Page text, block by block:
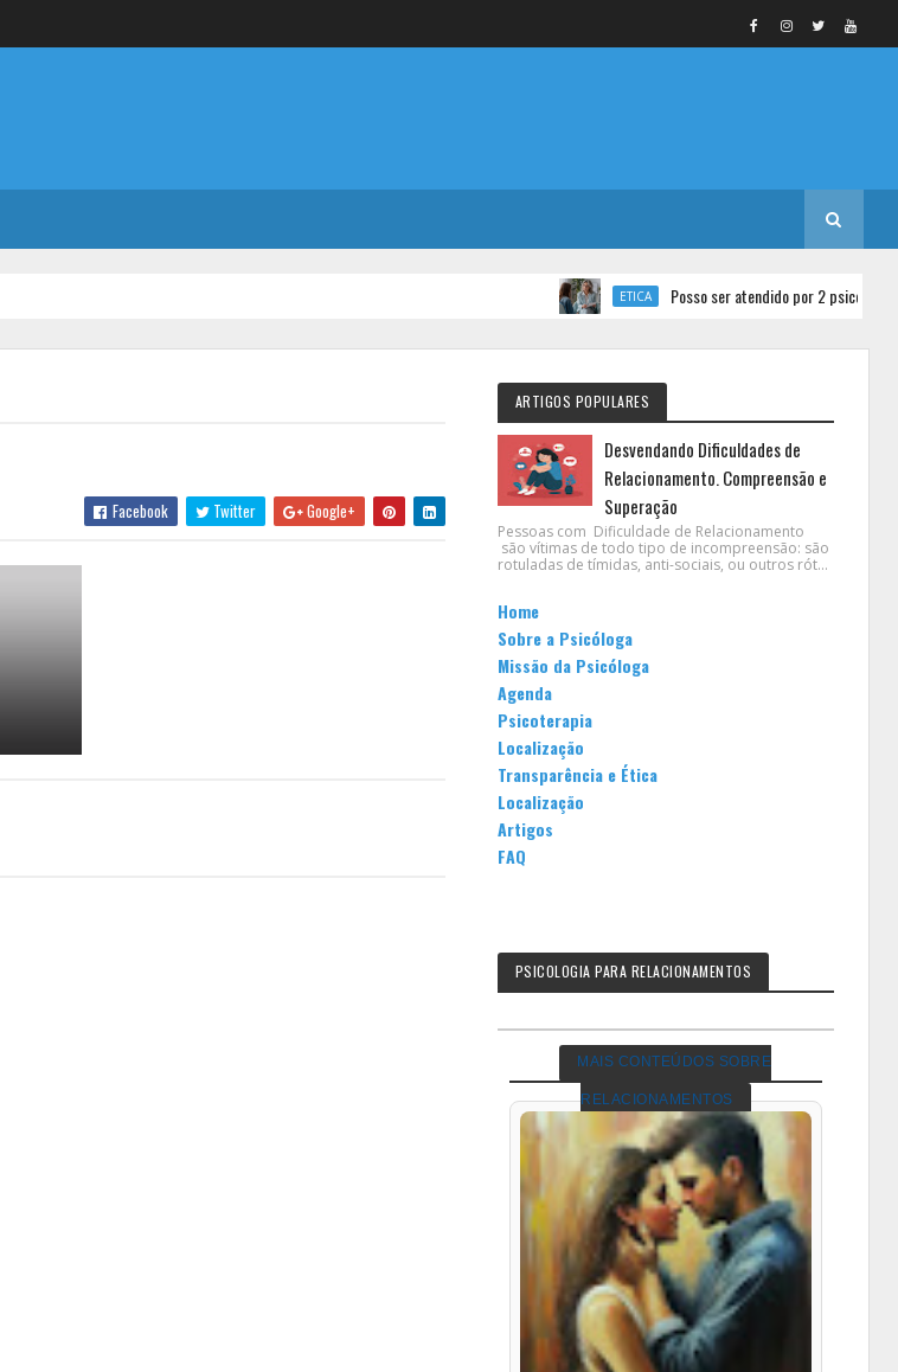
ETICA Posso ser atendido por 2 psicólogos ao
Facebook Twitter Google+
ARTIGOS POPULARES
Desvendando Dificuldades de
Relacionamento. Compreensão e
Superação
Pessoas com Dificuldade de Relacionamento
são vítimas de todo tipo de incompreensão: são
rotuladas de tímidas, anti-sociais, ou outros rót...
Home
Sobre a Psicóloga
Missão da Psicóloga
Agenda
Psicoterapia
Localização
Transparência e Ética
Localização
Artigos
FAQ
PSICOLOGIA PARA RELACIONAMENTOS
MAIS CONTEÚDOS SOBRE
RELACIONAMENTOS